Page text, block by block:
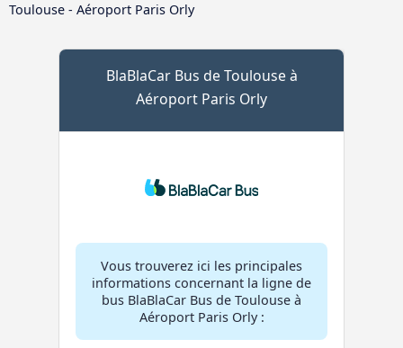
Toulouse - Aéroport Paris Orly
BlaBlaCar Bus de Toulouse à
Aéroport Paris Orly
Vous trouverez ici les principales
informations concernant la ligne de
bus BlaBlaCar Bus de Toulouse à
Aéroport Paris Orly :